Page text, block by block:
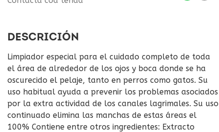
DESCRICIÓN
Limpiador especial para el cuidado completo de toda
el área de alrededor de los ojos y boca donde se ha
oscurecido el pelaje, tanto en perros como gatos. Su
uso habitual ayuda a prevenir los problemas asociados
por la extra actividad de los canales lagrimales. Su uso
continuado elimina las manchas de estas áreas el
100% Contiene entre otros ingredientes: Extracto